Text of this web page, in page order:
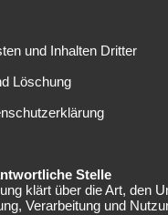
in 46 Spielen –
Mehrere Medien
sind sehr gut befreundet)
den Rekordmeister nur
dass sich Bayern
und Inhalten Dritter
Löschung
Stelle
klärt über die Art, den
Verarbeitung und